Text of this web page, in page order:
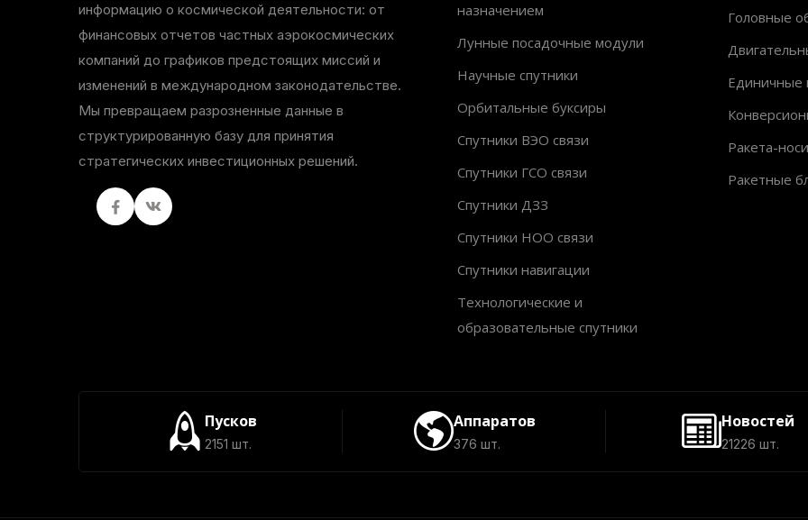
информацию о космической деятельности: от
финансовых отчетов частных аэрокосмических
компаний до графиков предстоящих миссий и
изменений в международном законодательстве.
Мы превращаем разрозненные данные в
структурированную базу для принятия
стратегических инвестиционных решений.
FacebookвКонтакте
назначением
Лунные посадочные модули
Научные спутники
Орбитальные буксиры
Спутники ВЭО связи
Спутники ГСО связи
Спутники ДЗЗ
Спутники НОО связи
Спутники навигации
Технологические и
образовательные спутники
Головные
Единичные
Ракета-
Ракетные
Пусков
2151 шт.
Аппаратов
376 шт.
Новостей
21226 шт.